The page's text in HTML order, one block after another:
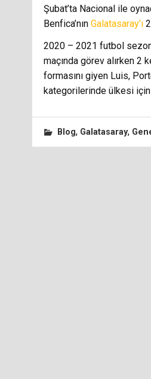
Şubat’ta Nacional ile
Benfica’nın Galatasaray’ı
2020 – 2021 futbol
maçında görev alırken 2
formasını giyen Luis,
kategorilerinde ülkesi
Blog, Galatasaray,